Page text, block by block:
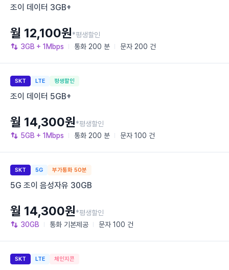
조이 데이터 3GB+
3GB + 1Mbps 통화 200 분 문자 200 건
월 12,100원*평생할인
SKT LTE 평생할인
조이 데이터 5GB+
5GB + 1Mbps 통화 200 분 문자 100 건
월 14,300원*평생할인
SKT 5G 부가통화 50분
5G 조이 음성자유 30GB
30GB 통화 기본제공 문자 100 건
월 14,300원*평생할인
SKT LTE 체인지콘